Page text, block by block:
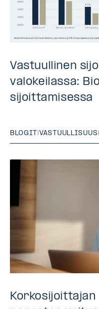
Vastuullinen
valokeilassa:
sijoittamisessa
BLOGIT VASTUULLISUUS